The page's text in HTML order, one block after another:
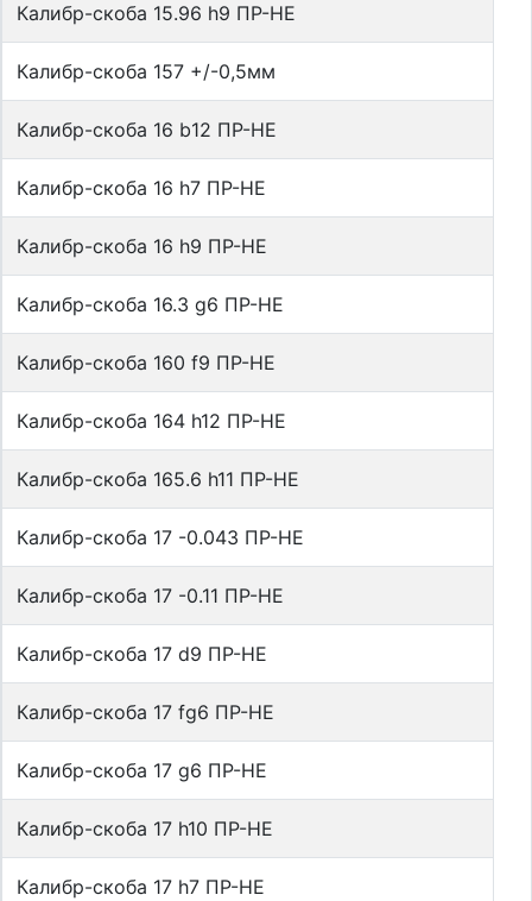
Калибр-скоба 15.96 h9 ПР-НЕ
Калибр-скоба 157 +/-0,5мм
Калибр-скоба 16 b12 ПР-НЕ
Калибр-скоба 16 h7 ПР-НЕ
Калибр-скоба 16 h9 ПР-НЕ
Калибр-скоба 16.3 g6 ПР-НЕ
Калибр-скоба 160 f9 ПР-НЕ
Калибр-скоба 164 h12 ПР-НЕ
Калибр-скоба 165.6 h11 ПР-НЕ
Калибр-скоба 17 -0.043 ПР-НЕ
Калибр-скоба 17 -0.11 ПР-НЕ
Калибр-скоба 17 d9 ПР-НЕ
Калибр-скоба 17 fg6 ПР-НЕ
Калибр-скоба 17 g6 ПР-НЕ
Калибр-скоба 17 h10 ПР-НЕ
Калибр-скоба 17 h7 ПР-НЕ